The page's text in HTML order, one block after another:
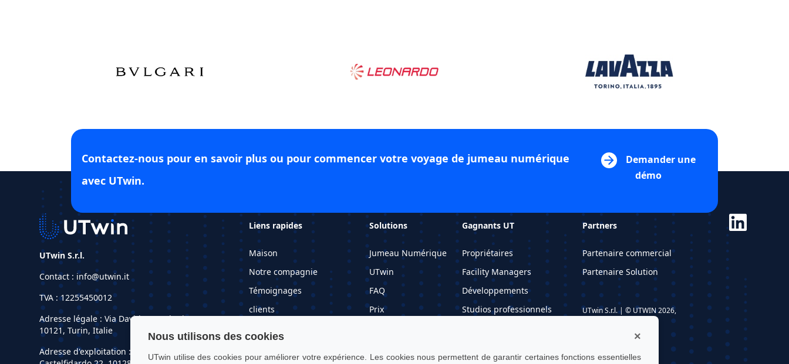
Nous utilisons des cookies ×
UTwin utilise des cookies pour améliorer votre expérience. Les cookies nous permettent de garantir certaines fonctions essentielles
Contactez-nous pour en savoir plus ou pour commencer votre voyage de jumeau numérique
avec UTwin.
Demander une
démo
UTwin S.r.l.
Contact : info@utwin.it
TVA : 12255450012
Adresse légale : Via Davide Bertolotti, 7,
10121, Turin, Italie
Adresse d'exploitation : OGR Tech, Corso
Liens rapides
Maison
Notre compagnie
Témoignages
clients
Solutions
Jumeau Numérique
UTwin
FAQ
Prix
Gagnants UT
Propriétaires
Facility Managers
Développements
Studios professionnels
Partners
Partenaire commercial
Partenaire Solution
UTwin S.r.l. | © UTWIN 2026,